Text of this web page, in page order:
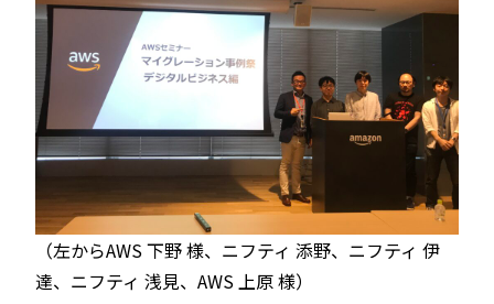
（左からAWS 下野 様、ニフティ 添野、ニフティ 伊
達、ニフティ 浅見、AWS 上原 様）